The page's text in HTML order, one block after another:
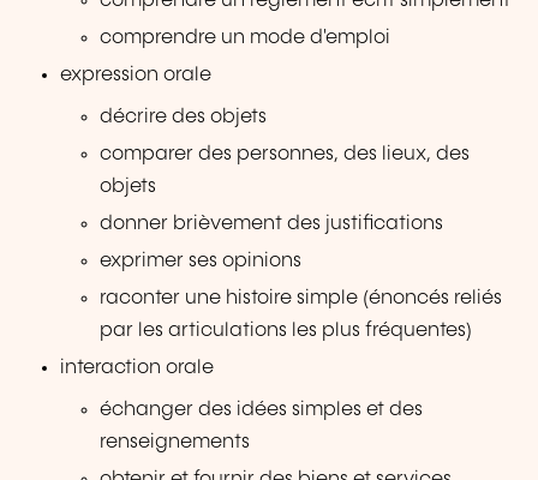
comprendre un mode d'emploi
expression orale
décrire des objets
comparer des personnes, des lieux, des
objets
donner brièvement des justifications
exprimer ses opinions
raconter une histoire simple (énoncés reliés
par les articulations les plus fréquentes)
interaction orale
échanger des idées simples et des
renseignements